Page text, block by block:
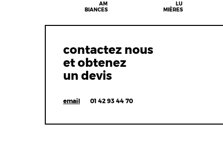
AM
BIANCES
LU
MIÈRES
contactez nous
et obtenez
un devis
email 01 42 93 44 70